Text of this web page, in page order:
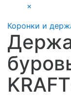
×
Коронки и